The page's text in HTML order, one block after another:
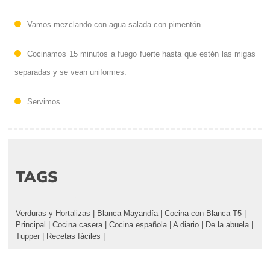
Vamos mezclando con agua salada con pimentón.
Cocinamos 15 minutos a fuego fuerte hasta que estén las migas
separadas y se vean uniformes.
Servimos.
TAGS
Verduras y Hortalizas | Blanca Mayandía | Cocina con Blanca T5 |
Principal | Cocina casera | Cocina española | A diario | De la abuela |
Tupper | Recetas fáciles |